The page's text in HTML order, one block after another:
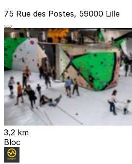
75 Rue des Postes, 59000 Lille
3,2 km
Bloc